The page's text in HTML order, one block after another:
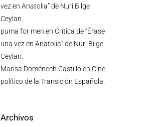
vez en Anatolia” de Nuri Bilge
Ceylan.
puma for men en Crítica de “Érase
una vez en Anatolia” de Nuri Bilge
Ceylan.
Marisa Doménech Castilloen Cine
político de la Transición Española.
Archivos